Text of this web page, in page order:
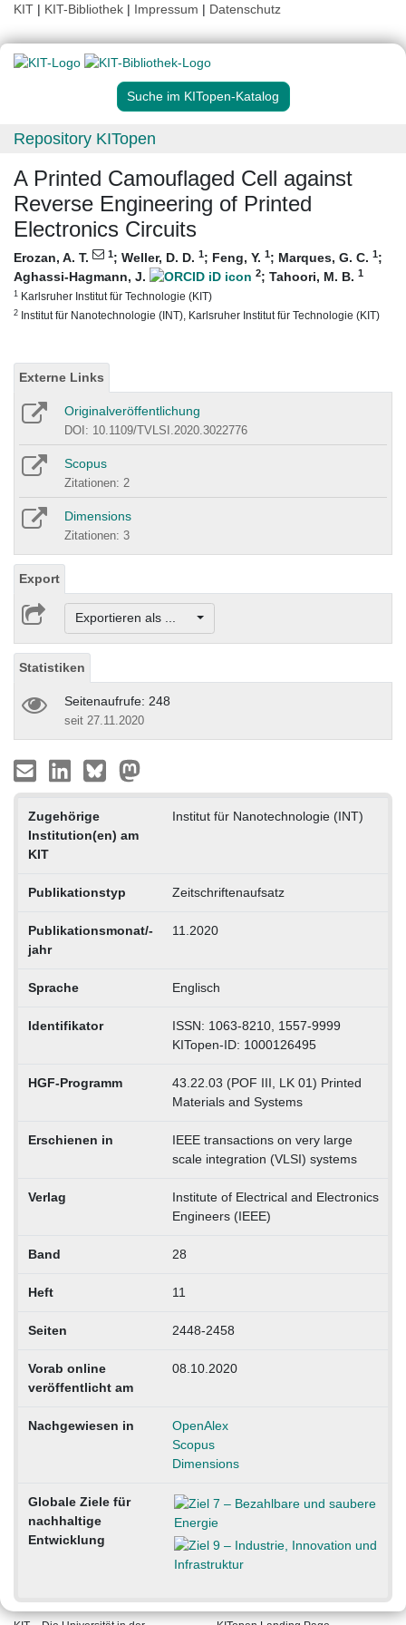
KIT | KIT-Bibliothek | Impressum | Datenschutz
Suche im KITopen-Katalog
Repository KITopen
A Printed Camouflaged Cell against
Reverse Engineering of Printed
Electronics Circuits
Erozan, A. T. 1; Weller, D. D. 1; Feng, Y. 1; Marques, G. C. 1;
Aghassi-Hagmann, J.
2; Tahoori, M. B. 1
1 Karlsruher Institut für Technologie (KIT)
2 Institut für Nanotechnologie (INT), Karlsruher Institut für Technologie (KIT)
Externe Links
Originalveröffentlichung
DOI: 10.1109/TVLSI.2020.3022776
Scopus
Zitationen: 2
Dimensions
Zitationen: 3
Export
Exportieren als ...
Statistiken
Seitenaufrufe: 248
seit 27.11.2020
Zugehörige
Institution(en) am
KIT
Institut für Nanotechnologie (INT)
Publikationstyp Zeitschriftenaufsatz
Publikationsmonat/-
jahr
11.2020
Sprache Englisch
Identifikator
ISSN: 1063-8210, 1557-9999
KITopen-ID: 1000126495
HGF-Programm
43.22.03 (POF III, LK 01) Printed
Materials and Systems
Erschienen in
IEEE transactions on very large
scale integration (VLSI) systems
Verlag
Institute of Electrical and Electronics
Engineers (IEEE)
Band 28
Heft 11
Seiten 2448-2458
Vorab online
veröffentlicht am
08.10.2020
Nachgewiesen in
OpenAlex
Scopus
Dimensions
Globale Ziele für
nachhaltige
Entwicklung